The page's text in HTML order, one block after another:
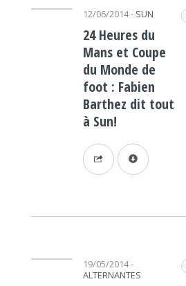
Lecteur audio 12/06/2014- SUN
24 Heures du
Mans et Coupe
du Monde de
foot : Fabien
Barthez dit tout
à Sun!
Lecteur audio 19/05/2014-
ALTERNANTES